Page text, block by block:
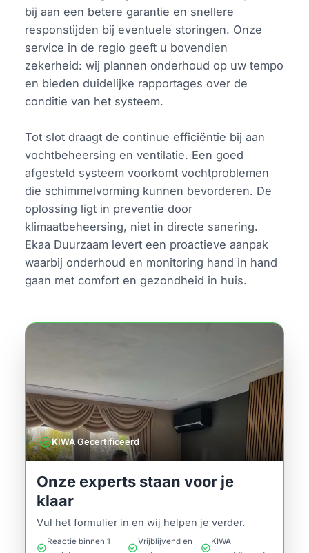
bij aan een betere garantie en snellere
responstijden bij eventuele storingen. Onze
service in de regio geeft u bovendien
zekerheid: wij plannen onderhoud op uw tempo
en bieden duidelijke rapportages over de
conditie van het systeem.
Tot slot draagt de continue efficiëntie bij aan
vochtbeheersing en ventilatie. Een goed
afgesteld systeem voorkomt vochtproblemen
die schimmelvorming kunnen bevorderen. De
oplossing ligt in preventie door
klimaatbeheersing, niet in directe sanering.
Ekaa Duurzaam levert een proactieve aanpak
waarbij onderhoud en monitoring hand in hand
gaan met comfort en gezondheid in huis.
verifiedKIWA Gecertificeerd
Onze experts staan voor je
klaar
Vul het formulier in en wij helpen je verder.
check_circle
Reactie binnen 1
check_circle
Vrijblijvend en
check_circle
KIWA